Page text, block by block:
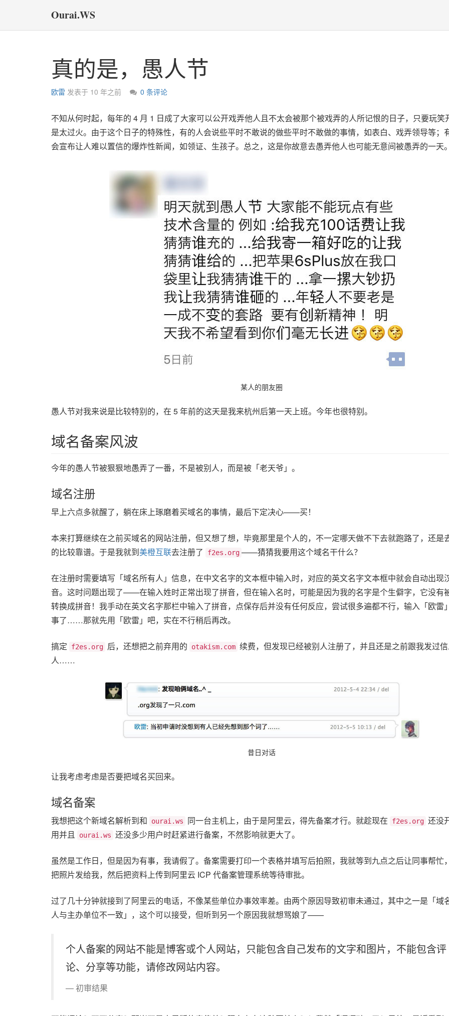
Ourai.WS
真的是，愚人节
欧雷 发表于 10 年之前 0 条评论
不知从何时起，每年的 4 月 1 日成了大家可以公开戏弄他人且不太会被那个被戏弄的人所记恨的日子，只要玩笑
是太过火。由于这个日子的特殊性，有的人会说些平时不敢说的做些平时不敢做的事情，如表白、戏弄领导等；
会宣布让人难以置信的爆炸性新闻，如领证、生孩子。总之，这是你故意去愚弄他人也可能无意间被愚弄的一天
某人的朋友圈
愚人节对我来说是比较特别的，在 5 年前的这天是我来杭州后第一天上班。今年也很特别。
域名备案风波
今年的愚人节被狠狠地愚弄了一番，不是被别人，而是被「老天爷」。
域名注册
早上六点多就醒了，躺在床上琢磨着买域名的事情，最后下定决心——买！
本来打算继续在之前买域名的网站注册，但又想了想，毕竟那里是个人的，不一定哪天做不下去就跑路了，还是
的比较靠谱。于是我就到美橙互联去注册了 f2es.org ——猜猜我要用这个域名干什么？
在注册时需要填写「域名所有人」信息，在中文名字的文本框中输入时，对应的英文名字文本框中就会自动出现
音。这时问题出现了——在输入姓时正常出现了拼音，但在输入名时，可能是因为我的名字是个生僻字，它没有
转换成拼音！我手动在英文名字那栏中输入了拼音，点保存后并没有任何反应，尝试很多遍都不行，输入「欧雷
事了……那就先用「欧雷」吧，实在不行稍后再改。
搞定 f2es.org 后，还想把之前弃用的 otakism.com 续费，但发现已经被别人注册了，并且还是之前跟我发过
人……
昔日对话
让我考虑考虑是否要把域名买回来。
域名备案
我想把这个新域名解析到和 ourai.ws 同一台主机上，由于是阿里云，得先备案才行。就趁现在 f2es.org 还没
用并且
ourai.ws 还没多少用户时赶紧进行备案，不然影响就更大了。
虽然是工作日，但是因为有事，我请假了。备案需要打印一个表格并填写后拍照，我就等到九点之后让同事帮忙
把照片发给我，然后把资料上传到阿里云 ICP 代备案管理系统等待审批。
过了几十分钟就接到了阿里云的电话，不像某些单位办事效率差。由两个原因导致初审未通过，其中之一是「域
人与主办单位不一致」，这个可以接受，但听到另一个原因我就想骂娘了——
个人备案的网站不能是博客或个人网站，只能包含自己发布的文字和图片，不能包含评
论、分享等功能，请修改网站内容。
初审结果